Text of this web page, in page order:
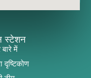
स्टेशन
बारे में
दृष्टिकोण